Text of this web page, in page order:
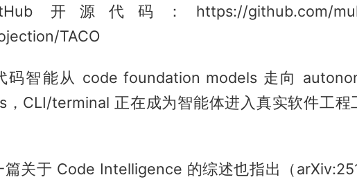
开源代码：https://github.com/
TACO
码智能从 code foundation models 走向
，CLI/terminal 正在成为智能体进入真实软件工程
篇关于 Code Intelligence 的综述也指出（